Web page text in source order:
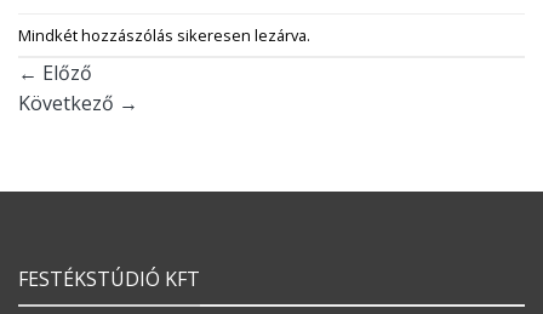
Mindkét hozzászólás sikeresen lezárva.
← Előző
Következő →
FESTÉKSTÚDIÓ KFT